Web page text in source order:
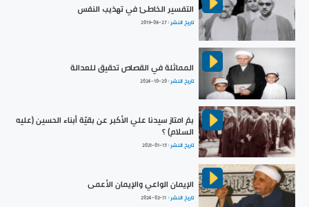
التفسير الخاطئ في تهذيب النفس
تاريخ النشر :2019-08-27
المماثلة في القصاص تحقيق للعدالة
تاريخ النشر :2024-10-20
بمَ امتاز سيدنا علي الأكبر عن بقيّة أبناء الحسين (عليه
السلام) ؟
تاريخ النشر :2021-01-15
الإيمان الواعي والإيمان الأعمى
تاريخ النشر : 2024-02-11